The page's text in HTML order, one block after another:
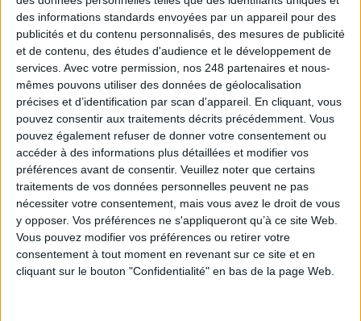
des informations standards envoyées par un appareil pour des
publicités et du contenu personnalisés, des mesures de publicité
et de contenu, des études d'audience et le développement de
services. Avec votre permission, nos 248 partenaires et nous-
mêmes pouvons utiliser des données de géolocalisation
précises et d’identification par scan d'appareil. En cliquant, vous
pouvez consentir aux traitements décrits précédemment. Vous
pouvez également refuser de donner votre consentement ou
accéder à des informations plus détaillées et modifier vos
préférences avant de consentir. Veuillez noter que certains
traitements de vos données personnelles peuvent ne pas
nécessiter votre consentement, mais vous avez le droit de vous
y opposer. Vos préférences ne s'appliqueront qu’à ce site Web.
Vous pouvez modifier vos préférences ou retirer votre
consentement à tout moment en revenant sur ce site et en
cliquant sur le bouton "Confidentialité" en bas de la page Web.
VeilleLabs 2026 : ce que l’IA change vraiment pour
la veille stratégique
Google déploie AI Overview en France et engage un
bras de fer avec les éditeurs de presse
Information juridique : LexisNexis intègre Mistral
dans sa plateforme juridique